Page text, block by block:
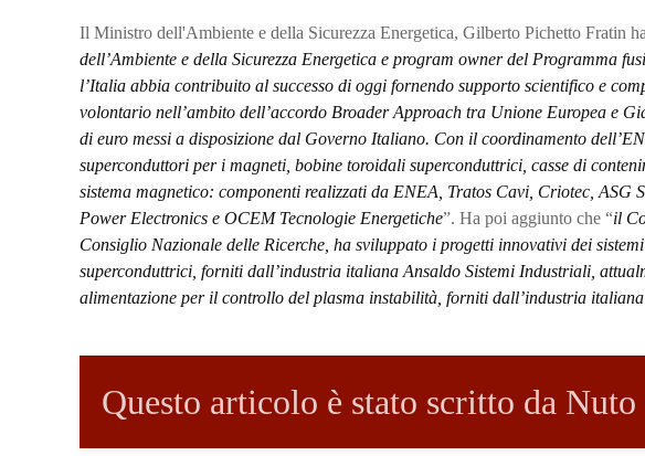
Il Ministro dell'Ambiente e della Sicurezza Energetica, Gilberto Pichetto Fratin
dell’Ambiente e della Sicurezza Energetica e program owner del Programma
l’Italia abbia contribuito al successo di oggi fornendo supporto scientifico e
volontario nell’ambito dell’accordo Broader Approach tra Unione Europea e
di euro messi a disposizione dal Governo Italiano. Con il coordinamento
superconduttori per i magneti, bobine toroidali superconduttrici, casse di
sistema magnetico: componenti realizzati da ENEA, Tratos Cavi, Criotec, ASG
Power Electronics e OCEM Tecnologie Energetiche”. Ha poi aggiunto che “il
Consiglio Nazionale delle Ricerche, ha sviluppato i progetti innovativi dei
superconduttrici, forniti dall’industria italiana Ansaldo Sistemi Industriali,
alimentazione per il controllo del plasma instabilità, forniti dall’industria
Questo articolo è stato scritto da